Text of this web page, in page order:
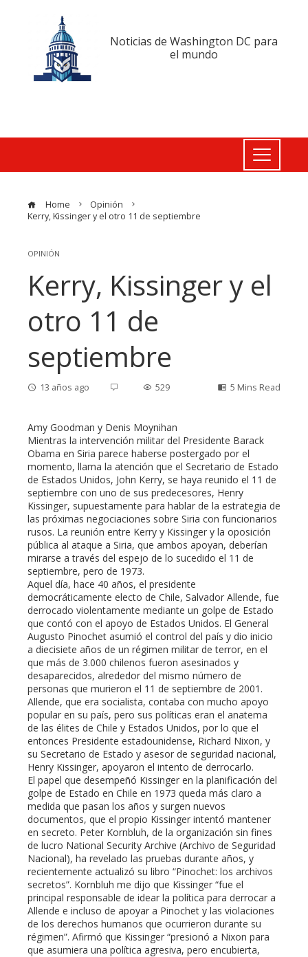
Noticias de Washington DC para
el mundo
Home
Opinión
Kerry, Kissinger y el otro 11 de septiembre
OPINIÓN
Kerry, Kissinger y el
otro 11 de
septiembre
13 años ago 529 5 Mins Read
Amy Goodman y Denis Moynihan
Mientras la intervención militar del Presidente Barack
Obama en Siria parece haberse postergado por el
momento, llama la atención que el Secretario de Estado
de Estados Unidos, John Kerry, se haya reunido el 11 de
septiembre con uno de sus predecesores, Henry
Kissinger, supuestamente para hablar de la estrategia de
las próximas negociaciones sobre Siria con funcionarios
rusos. La reunión entre Kerry y Kissinger y la oposición
pública al ataque a Siria, que ambos apoyan, deberían
mirarse a través del espejo de lo sucedido el 11 de
septiembre, pero de 1973.
Aquel día, hace 40 años, el presidente
democráticamente electo de Chile, Salvador Allende, fue
derrocado violentamente mediante un golpe de Estado
que contó con el apoyo de Estados Unidos. El General
Augusto Pinochet asumió el control del país y dio inicio
a diecisiete años de un régimen militar de terror, en el
que más de 3.000 chilenos fueron asesinados y
desaparecidos, alrededor del mismo número de
personas que murieron el 11 de septiembre de 2001.
Allende, que era socialista, contaba con mucho apoyo
popular en su país, pero sus políticas eran el anatema
de las élites de Chile y Estados Unidos, por lo que el
entonces Presidente estadounidense, Richard Nixon, y
su Secretario de Estado y asesor de seguridad nacional,
Henry Kissinger, apoyaron el intento de derrocarlo.
El papel que desempeñó Kissinger en la planificación del
golpe de Estado en Chile en 1973 queda más claro a
medida que pasan los años y surgen nuevos
documentos, que el propio Kissinger intentó mantener
en secreto. Peter Kornbluh, de la organización sin fines
de lucro National Security Archive (Archivo de Seguridad
Nacional), ha revelado las pruebas durante años, y
recientemente actualizó su libro “Pinochet: los archivos
secretos”. Kornbluh me dijo que Kissinger “fue el
principal responsable de idear la política para derrocar a
Allende e incluso de apoyar a Pinochet y las violaciones
de los derechos humanos que ocurrieron durante su
régimen”. Afirmó que Kissinger “presionó a Nixon para
que asumiera una política agresiva, pero encubierta,